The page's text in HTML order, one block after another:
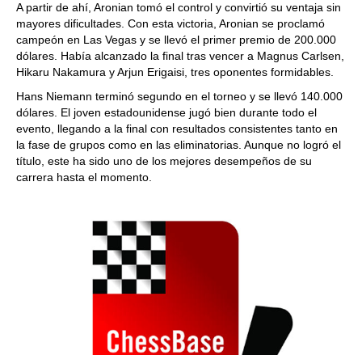
A partir de ahí, Aronian tomó el control y convirtió su ventaja sin
mayores dificultades. Con esta victoria, Aronian se proclamó
campeón en Las Vegas y se llevó el primer premio de 200.000
dólares. Había alcanzado la final tras vencer a Magnus Carlsen,
Hikaru Nakamura y Arjun Erigaisi, tres oponentes formidables.
Hans Niemann terminó segundo en el torneo y se llevó 140.000
dólares. El joven estadounidense jugó bien durante todo el
evento, llegando a la final con resultados consistentes tanto en
la fase de grupos como en las eliminatorias. Aunque no logró el
título, este ha sido uno de los mejores desempeños de su
carrera hasta el momento.